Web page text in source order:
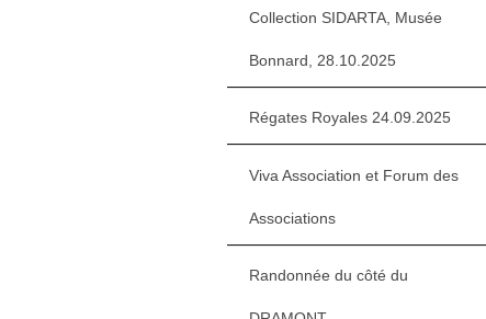
Collection SIDARTA, Musée
Bonnard, 28.10.2025
Régates Royales 24.09.2025
Viva Association et Forum des
Associations
Randonnée du côté du